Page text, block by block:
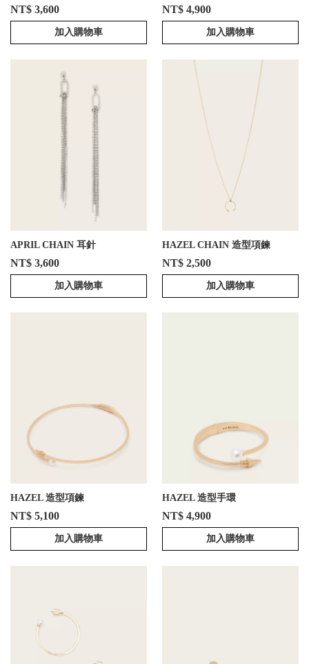
NT$ 3,600
加入購物車
NT$ 4,900
加入購物車
APRIL CHAIN 耳針
NT$ 3,600
加入購物車
HAZEL CHAIN 造型項鍊
NT$ 2,500
加入購物車
HAZEL 造型項鍊
NT$ 5,100
加入購物車
HAZEL 造型手環
NT$ 4,900
加入購物車